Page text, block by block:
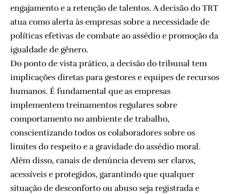
engajamento e a retenção de talentos. A decisão do TRT
atua como alerta às empresas sobre a necessidade de
políticas efetivas de combate ao assédio e promoção da
igualdade de gênero.
Do ponto de vista prático, a decisão do tribunal tem
implicações diretas para gestores e equipes de recursos
humanos. É fundamental que as empresas
implementem treinamentos regulares sobre
comportamento no ambiente de trabalho,
conscientizando todos os colaboradores sobre os
limites do respeito e a gravidade do assédio moral.
Além disso, canais de denúncia devem ser claros,
acessíveis e protegidos, garantindo que qualquer
situação de desconforto ou abuso seja registrada e